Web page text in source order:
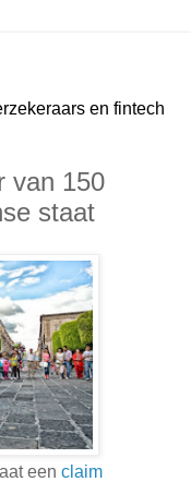
en fintech
van 150
staat
een claim